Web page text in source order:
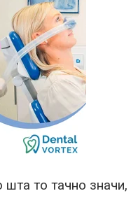
шта то тачно значи,